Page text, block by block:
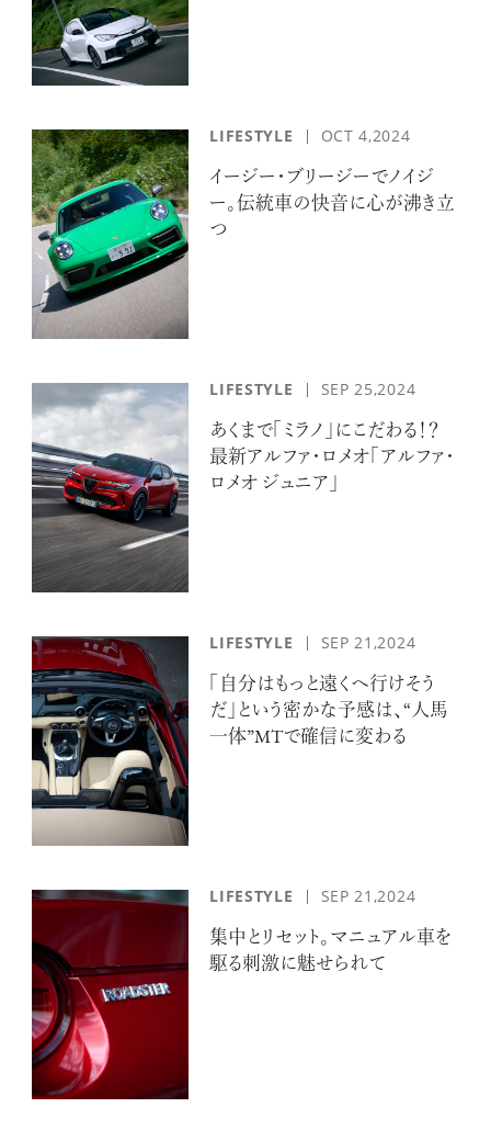
LIFESTYLE OCT 4,2024
イージー・ブリージーでノイジ
ー。伝統車の快音に心が沸き立
つ
LIFESTYLE SEP 25,2024
あくまで「ミラノ」にこだわる！？
最新アルファ・ロメオ「アルファ・
ロメオ ジュニア」
LIFESTYLE SEP 21,2024
「自分はもっと遠くへ行けそう
だ」という密かな予感は、“人馬
一体”MTで確信に変わる
LIFESTYLE SEP 21,2024
集中とリセット。マニュアル車を
駆る刺激に魅せられて